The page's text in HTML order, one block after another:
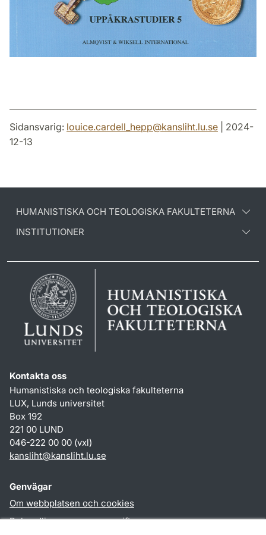
Sidansvarig: louice.cardell_hepp@kansliht.lu.se | 2024-
12-13
HUMANISTISKA OCH TEOLOGISKA FAKULTETERNA
INSTITUTIONER
Kontakta oss
Humanistiska och teologiska fakulteterna
LUX, Lunds universitet
Box 192
221 00 LUND
046-222 00 00 (vxl)
kansliht@kansliht.lu.se
Genvägar
Om webbplatsen och cookies
Behandling av personuppgifter